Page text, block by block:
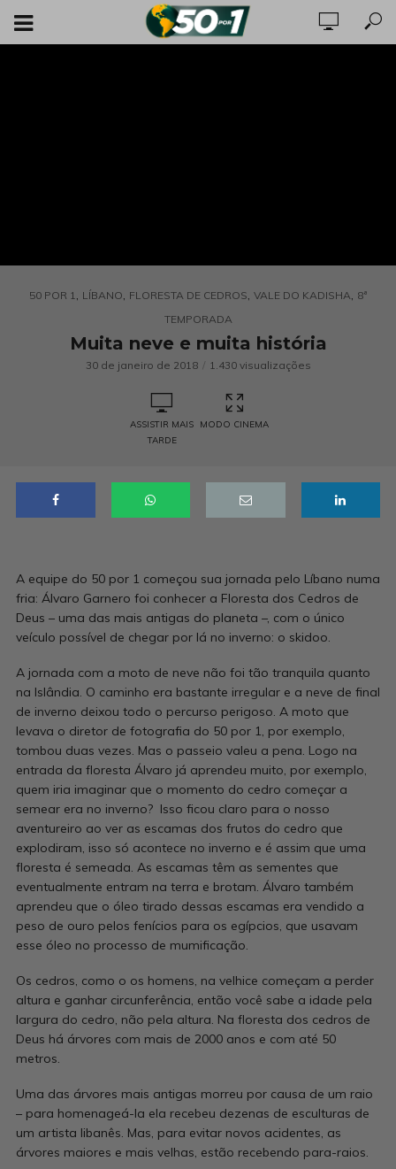
50 POR 1, LÍBANO, FLORESTA DE CEDROS, VALE DO KADISHA, 8ª
TEMPORADA
Muita neve e muita história
30 de janeiro de 2018 1.430 visualizações
ASSISTIR MAIS
TARDE
MODO CINEMA
A equipe do 50 por 1 começou sua jornada pelo Líbano numa
fria: Álvaro Garnero foi conhecer a Floresta dos Cedros de
Deus – uma das mais antigas do planeta –, com o único
veículo possível de chegar por lá no inverno: o skidoo.
A jornada com a moto de neve não foi tão tranquila quanto
na Islândia. O caminho era bastante irregular e a neve de final
de inverno deixou todo o percurso perigoso. A moto que
levava o diretor de fotografia do 50 por 1, por exemplo,
tombou duas vezes. Mas o passeio valeu a pena. Logo na
entrada da floresta Álvaro já aprendeu muito, por exemplo,
quem iria imaginar que o momento do cedro começar a
semear era no inverno? Isso ficou claro para o nosso
aventureiro ao ver as escamas dos frutos do cedro que
explodiram, isso só acontece no inverno e é assim que uma
floresta é semeada. As escamas têm as sementes que
eventualmente entram na terra e brotam. Álvaro também
aprendeu que o óleo tirado dessas escamas era vendido a
peso de ouro pelos fenícios para os egípcios, que usavam
esse óleo no processo de mumificação.
Os cedros, como o os homens, na velhice começam a perder
altura e ganhar circunferência, então você sabe a idade pela
largura do cedro, não pela altura. Na floresta dos cedros de
Deus há árvores com mais de 2000 anos e com até 50
metros.
Uma das árvores mais antigas morreu por causa de um raio
– para homenageá-la ela recebeu dezenas de esculturas de
um artista libanês. Mas, para evitar novos acidentes, as
árvores maiores e mais velhas, estão recebendo para-raios.